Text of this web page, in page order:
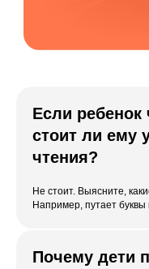
Если ребенок
стоит ли ему
чтения?
Не стоит. Выясните,
Например, путает
Почему дети